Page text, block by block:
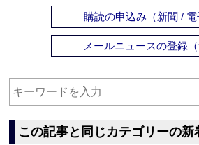
購読の申込み（新聞 / 電
メールニュースの登録（
この記事と同じカテゴリーの新